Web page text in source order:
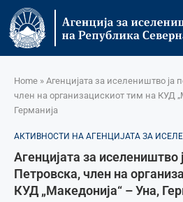
Home » Агенцијата за иселеништво ја
член на организацискиот тим на КУД
Германија
АКТИВНОСТИ НА АГЕНЦИЈАТА ЗА
Агенцијата за иселеништво
Петровска, член на
КУД „Македонија“ – Уна,